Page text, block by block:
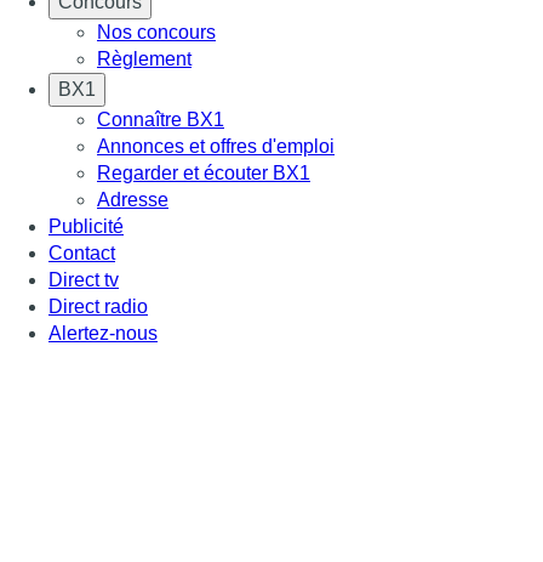
Nos concours
Règlement
BX1
Connaître BX1
Annonces et offres d'emploi
Regarder et écouter BX1
Adresse
Publicité
Contact
Direct tv
Direct radio
Alertez-nous